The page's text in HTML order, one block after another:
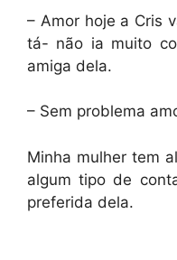
– Amor hoje a Cris
tá- não ia muito
amiga dela.
– Sem problema
Minha mulher tem
algum tipo de
preferida dela.